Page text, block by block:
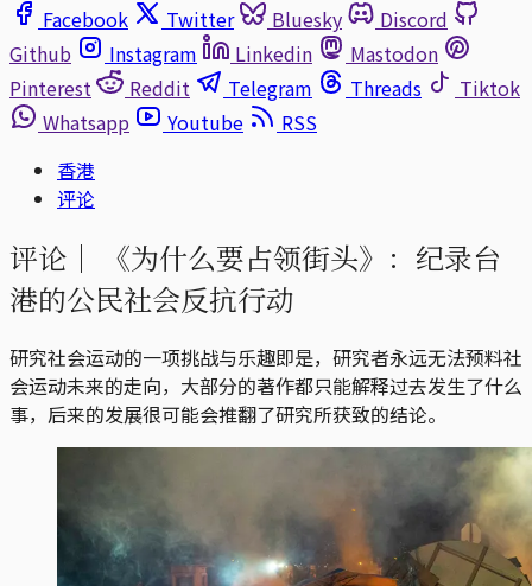
Facebook
Twitter Bluesky
Discord
Github
Instagram Linkedin
Mastodon
Pinterest
Reddit Telegram Threads
Tiktok
Whatsapp
Youtube
RSS
香港
评论
评论｜
《为什么要占领街头》：纪录台
港的公民社会反抗行动
研究社会运动的一项挑战与乐趣即是，研究者永远无法预料社
会运动未来的走向，大部分的著作都只能解释过去发生了什么
事，后来的发展很可能会推翻了研究所获致的结论。